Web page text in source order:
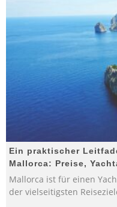
Ein praktischer
Mallorca: Preise,
Mallorca ist für einen
der vielseitigsten